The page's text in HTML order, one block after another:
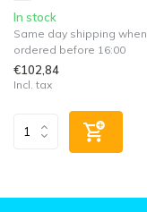
In stock
Same day shipping when
ordered before 16:00
€102,84
Incl. tax